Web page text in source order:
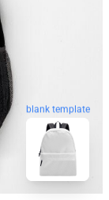
blank template